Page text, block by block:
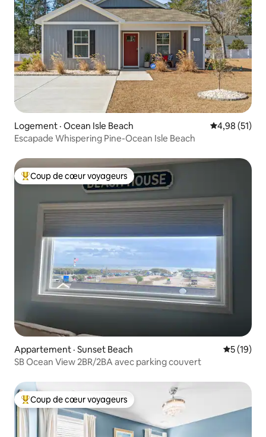
Logement · Ocean Isle Beach Note
4,98 (51)
Escapade Whispering Pine-Ocean Isle Beach
Coup de cœur voyageurs parmi les plus aimés
Coup de cœur voyageurs
Appartement · Sunset Beach Note
5 (19)
SB Ocean View 2BR/2BA avec parking couvert
Coup de cœur voyageurs parmi les plus aimés
Coup de cœur voyageurs